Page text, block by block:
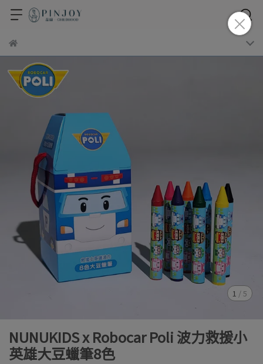
1 /5
NUNUKIDS x Robocar Poli 波力救援小
英雄大豆蠟筆8色